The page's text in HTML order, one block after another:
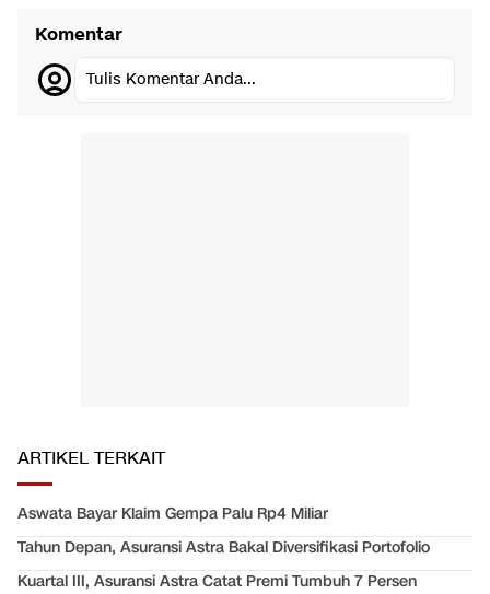
Komentar
Tulis Komentar Anda...
ARTIKEL TERKAIT
Aswata Bayar Klaim Gempa Palu Rp4 Miliar
Tahun Depan, Asuransi Astra Bakal Diversifikasi Portofolio
Kuartal III, Asuransi Astra Catat Premi Tumbuh 7 Persen